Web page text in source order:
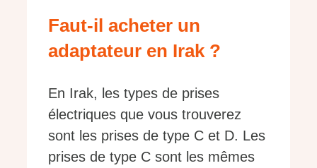
Faut-il acheter un
adaptateur en Irak ?
En Irak, les types de prises
électriques que vous trouverez
sont les prises de type C et D. Les
prises de type C sont les mêmes